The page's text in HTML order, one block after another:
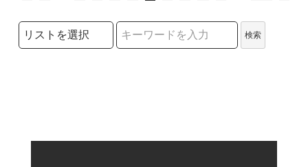
検索リストの選択
検索